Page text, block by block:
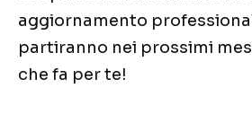
aggiornamento
partiranno nei prossimi
che fa per te!